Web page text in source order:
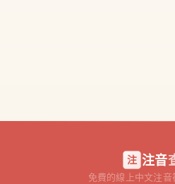
注 注音
免費的線上中文注